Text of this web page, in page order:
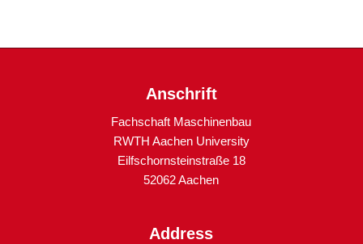
Anschrift
Fachschaft Maschinenbau
RWTH Aachen University
Eilfschornsteinstraße 18
52062 Aachen
Address